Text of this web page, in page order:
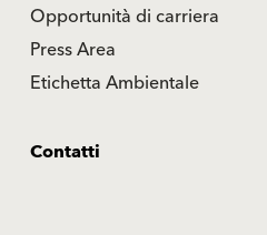
Opportunità di carriera
Press Area
Etichetta Ambientale
Contatti